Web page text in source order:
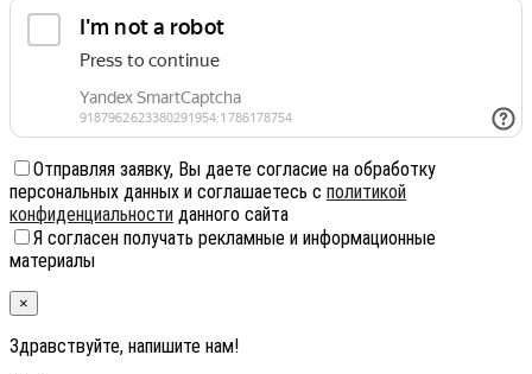
Отправляя заявку, Вы даете согласие на обработку
персональных данных и соглашаетесь с политикой
конфиденциальности данного сайта
Я согласен получать рекламные и информационные
материалы
×
Здравствуйте, напишите нам!